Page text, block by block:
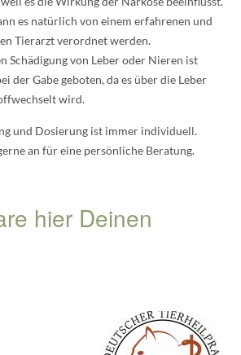
es natürlich von einem erfahrenen und
Tierarzt verordnet werden.
Schädigung von Leber oder Nieren ist
der Gabe geboten, da es über die Leber
wird.
und Dosierung ist immer individuell.
an für eine persönliche Beratung.
hier Deinen